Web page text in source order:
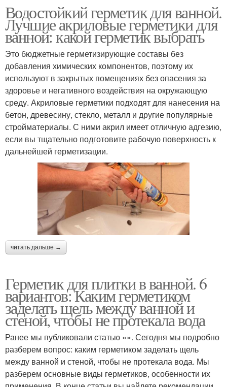
Водостойкий герметик для ванной.
Лучшие акриловые герметики для
ванной: какой герметик выбрать
Это бюджетные герметизирующие составы без
добавления химических компонентов, поэтому их
используют в закрытых помещениях без опасения за
здоровье и негативного воздействия на окружающую
среду. Акриловые герметики подходят для нанесения на
бетон, древесину, стекло, металл и другие популярные
стройматериалы. С ними акрил имеет отличную адгезию,
если вы тщательно подготовите рабочую поверхность к
дальнейшей герметизации.
читать дальше →
Герметик для плитки в ванной. 6
вариантов: Каким герметиком
заделать щель между ванной и
стеной, чтобы не протекала вода
Ранее мы публиковали статью «». Сегодня мы подробно
разберем вопрос: каким герметиком заделать щель
между ванной и стеной, чтобы не протекала вода. Мы
разберем основные виды герметиков, особенности их